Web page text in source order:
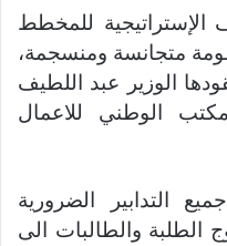
للمخطط
متجانسة ومنسجمة،
الوزير عبد اللطيف
الوطني للاعمال
التدابير الضرورية
الطلبة والطالبات الى